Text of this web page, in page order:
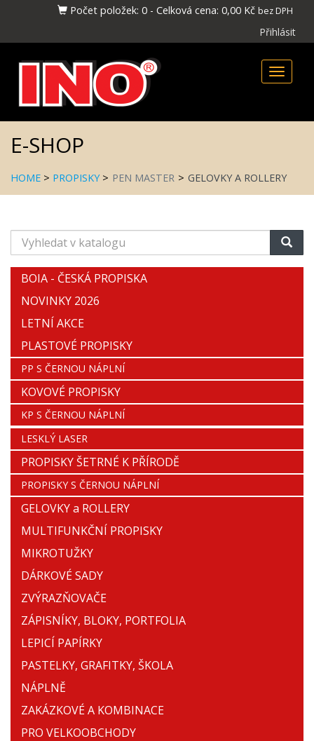
Počet položek: 0 - Celková cena: 0,00 Kč bez DPH
Přihlásit
Toggle
E-SHOP
HOME > PROPISKY> PEN MASTER > GELOVKY A ROLLERY
Vyhledat
v
katalogu
BOIA - ČESKÁ PROPISKA
NOVINKY 2026
LETNÍ AKCE
PLASTOVÉ PROPISKY
PP S ČERNOU NÁPLNÍ
KOVOVÉ PROPISKY
KP S ČERNOU NÁPLNÍ
LESKLÝ LASER
PROPISKY ŠETRNÉ K PŘÍRODĚ
PROPISKY S ČERNOU NÁPLNÍ
GELOVKY a ROLLERY
MULTIFUNKČNÍ PROPISKY
MIKROTUŽKY
DÁRKOVÉ SADY
ZVÝRAZŇOVAČE
ZÁPISNÍKY, BLOKY, PORTFOLIA
LEPICÍ PAPÍRKY
PASTELKY, GRAFITKY, ŠKOLA
NÁPLNĚ
ZAKÁZKOVÉ A KOMBINACE
PRO VELKOOBCHODY